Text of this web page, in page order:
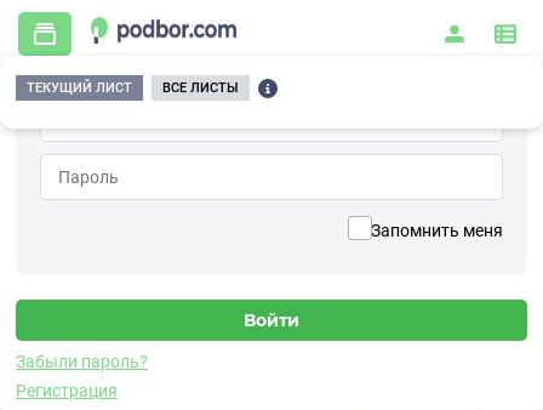
Запомнить меня
Забыли пароль?
Регистрация
ТЕКУЩИЙ ЛИСТ ВСЕ ЛИСТЫ
Главная / Контрольно-измерительные приборы и автоматика / Датчики /
Виброускорения / 1V152HE-2
Датчик виброускорения
Характеристики